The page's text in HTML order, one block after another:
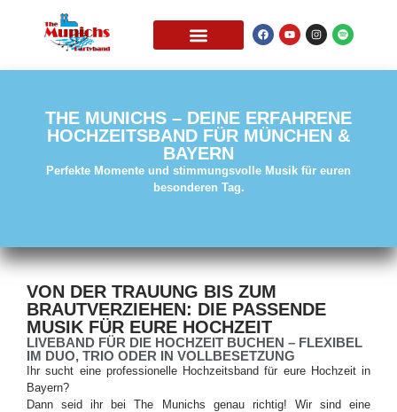
THE MUNICHS – DEINE ERFAHRENE
HOCHZEITSBAND FÜR MÜNCHEN &
BAYERN
Perfekte Momente und stimmungsvolle Musik für euren
besonderen Tag.
VON DER TRAUUNG BIS ZUM
BRAUTVERZIEHEN: DIE PASSENDE
MUSIK FÜR EURE HOCHZEIT
LIVEBAND FÜR DIE HOCHZEIT BUCHEN – FLEXIBEL
IM DUO, TRIO ODER IN VOLLBESETZUNG
Ihr sucht eine professionelle Hochzeitsband für eure Hochzeit in
Bayern?
Dann seid ihr bei The Munichs genau richtig! Wir sind eine